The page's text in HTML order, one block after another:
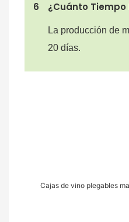
6 ¿Cuánto
La producción de
20 días.
Cajas de vino plegables